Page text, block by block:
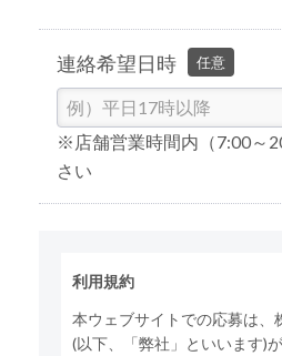
連絡希望日時 任意
※店舗営業時間内（7:00～
さい
利用規約
本ウェブサイトでの応募は、
(以下、「弊社」といいます)